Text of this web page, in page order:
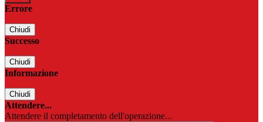
Errore
Chiudi
Successo
Chiudi
Informazione
Chiudi
Attendere...
Attendere il completamento dell'operazione...